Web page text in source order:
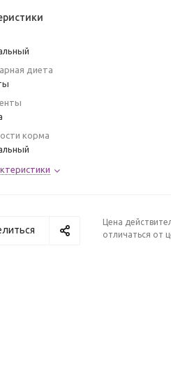
диета
корма
Цена
отличаться от